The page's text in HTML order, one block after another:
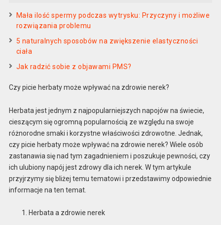
Mała ilość spermy podczas wytrysku: Przyczyny i możliwe
rozwiązania problemu
5 naturalnych sposobów na zwiększenie elastyczności
ciała
Jak radzić sobie z objawami PMS?
Czy picie herbaty może wpływać na zdrowie nerek?
Herbata jest jednym z najpopularniejszych napojów na świecie,
cieszącym się ogromną popularnością ze względu na swoje
różnorodne smaki i korzystne właściwości zdrowotne. Jednak,
czy picie herbaty może wpływać na zdrowie nerek? Wiele osób
zastanawia się nad tym zagadnieniem i poszukuje pewności, czy
ich ulubiony napój jest zdrowy dla ich nerek. W tym artykule
przyjrzymy się bliżej temu tematowi i przedstawimy odpowiednie
informacje na ten temat.
Herbata a zdrowie nerek